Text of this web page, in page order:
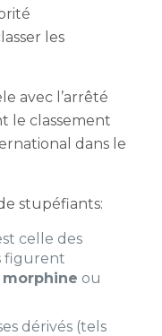
les
avec l’arrêté
le classement
dans le
stupéfiants:
celle des
figurent
morphine ou
dérivés (tels